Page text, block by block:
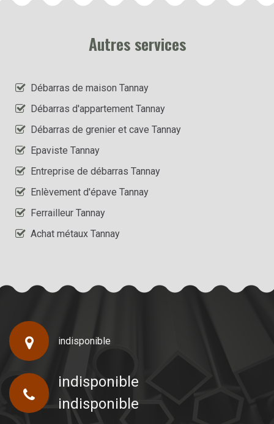
Autres services
Débarras de maison Tannay
Débarras d'appartement Tannay
Débarras de grenier et cave Tannay
Epaviste Tannay
Entreprise de débarras Tannay
Enlèvement d'épave Tannay
Ferrailleur Tannay
Achat métaux Tannay
indisponible
indisponible
indisponible